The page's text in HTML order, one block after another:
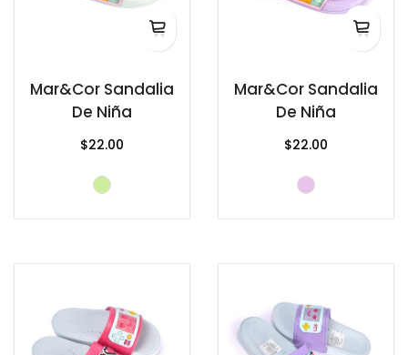
Mar&Cor Sandalia
De Niña
$22.00
Mar&Cor Sandalia
De Niña
$22.00